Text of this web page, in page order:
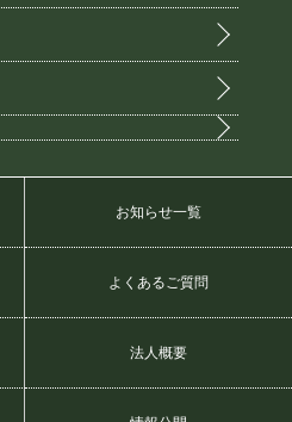
お知らせ一覧
よくあるご質問
法人概要